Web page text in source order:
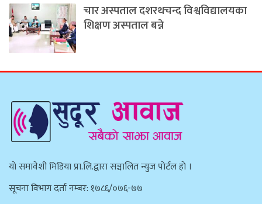
चार अस्पताल दशरथचन्द विश्वविद्यालयका
शिक्षण अस्पताल बन्ने
याे समावेशी मिडिया प्रा.लि.द्वारा सञ्चालित न्युज पाेर्टल हाे ।
सूचना विभाग दर्ता नम्बर: १७८६/०७६-७७